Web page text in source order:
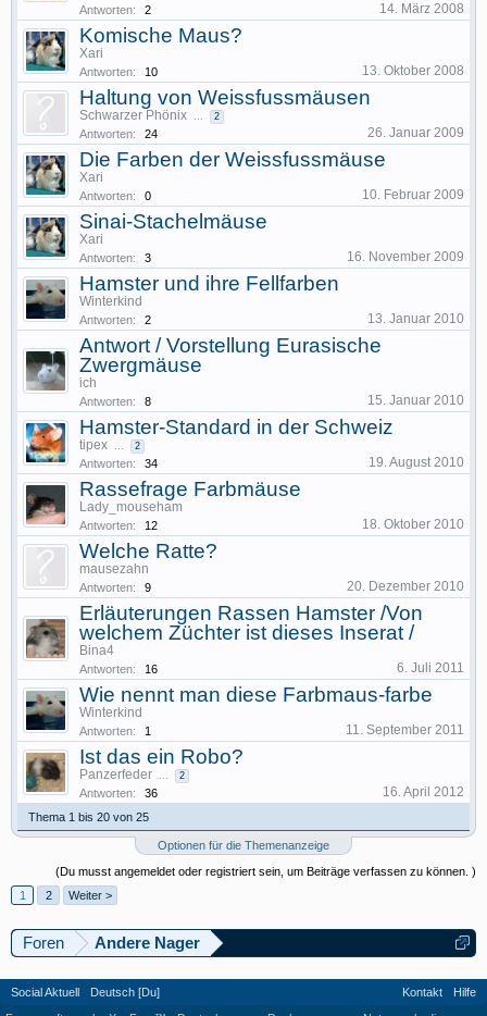
Antworten: 2 14. März 2008
Komische Maus?
Xari
Antworten: 10 13. Oktober 2008
Haltung von Weissfussmäusen
Schwarzer Phönix ... 2
Antworten: 24 26. Januar 2009
Die Farben der Weissfussmäuse
Xari
Antworten: 0 10. Februar 2009
Sinai-Stachelmäuse
Xari
Antworten: 3 16. November 2009
Hamster und ihre Fellfarben
Winterkind
Antworten: 2 13. Januar 2010
Antwort / Vorstellung Eurasische
Zwergmäuse
ich
Antworten: 8 15. Januar 2010
Hamster-Standard in der Schweiz
tipex ... 2
Antworten: 34 19. August 2010
Rassefrage Farbmäuse
Lady_mouseham
Antworten: 12 18. Oktober 2010
Welche Ratte?
mausezahn
Antworten: 9 20. Dezember 2010
Erläuterungen Rassen Hamster /Von
welchem Züchter ist dieses Inserat /
Bina4
Antworten: 16 6. Juli 2011
Wie nennt man diese Farbmaus-farbe
Winterkind
Antworten: 1 11. September 2011
Ist das ein Robo?
Panzerfeder ... 2
Antworten: 36 16. April 2012
Thema 1 bis 20 von 25
Optionen für die Themenanzeige
(Du musst angemeldet oder registriert sein, um Beiträge verfassen zu können. )
1
2 Weiter >
Foren Andere Nager
Social Aktuell Deutsch [Du] Kontakt
Hilfe